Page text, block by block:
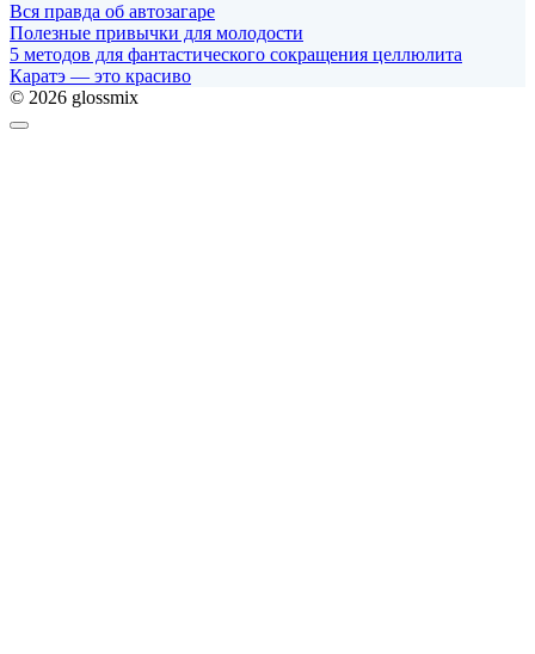
Вся правда об автозагаре
Полезные привычки для молодости
5 методов для фантастического сокращения целлюлита
Каратэ — это красиво
© 2026 glossmix